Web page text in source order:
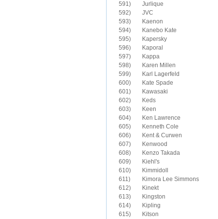
591)	Jurlique
593)	Kaenon
594)	Kanebo Kate
595)	Kapersky
596)	Kaporal
597)	Kappa
598)	Karen Millen
599)	Karl Lagerfeld
600)	Kate Spade
601)	Kawasaki
602)	Keds
603)	Keen
604)	Ken Lawrence
605)	Kenneth Cole
606)	Kent & Curwen
607)	Kenwood
608)	Kenzo Takada
609)	Kiehl's
610)	Kimmidoll
611)	Kimora Lee Simmons
612)	Kinekt
613)	Kingston
614)	Kipling
615)	Kitson